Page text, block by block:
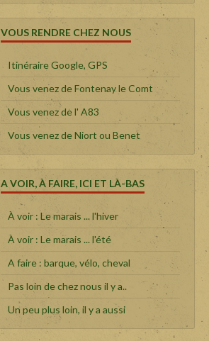
VOUS RENDRE CHEZ NOUS
Itinéraire Google, GPS
Vous venez de Fontenay le Comt
Vous venez de l' A83
Vous venez de Niort ou Benet
A VOIR, À FAIRE, ICI ET LÀ-BAS
À voir : Le marais ... l'hiver
À voir : Le marais ... l'été
A faire : barque, vélo, cheval
Pas loin de chez nous il y a..
Un peu plus loin, il y a aussi